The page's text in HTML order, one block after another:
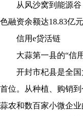
从风沙窝到能源谷，
色融资余额达18.83亿
信用e贷活链
大蒜第一县的“信
开封市杞县是全国大
首位。从种植、购销
蒜农和数百家小微企业